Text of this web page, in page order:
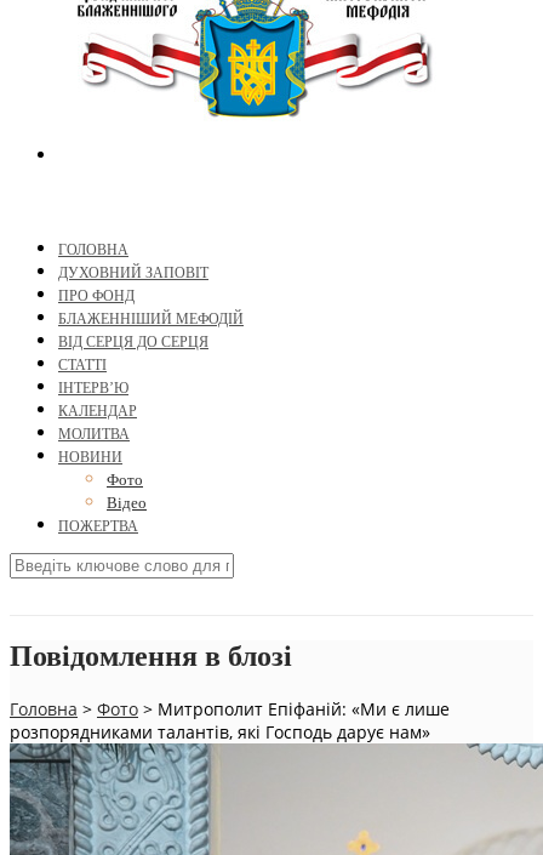
ГОЛОВНА
ДУХОВНИЙ ЗАПОВІТ
ПРО ФОНД
БЛАЖЕННІШИЙ МЕФОДІЙ
ВІД СЕРЦЯ ДО СЕРЦЯ
СТАТТІ
ІНТЕРВ’Ю
КАЛЕНДАР
МОЛИТВА
НОВИНИ
Фото
Відео
ПОЖЕРТВА
Повідомлення в блозі
Головна > Фото > Митрополит Епіфаній: «Ми є лише
розпорядниками талантів, які Господь дарує нам»